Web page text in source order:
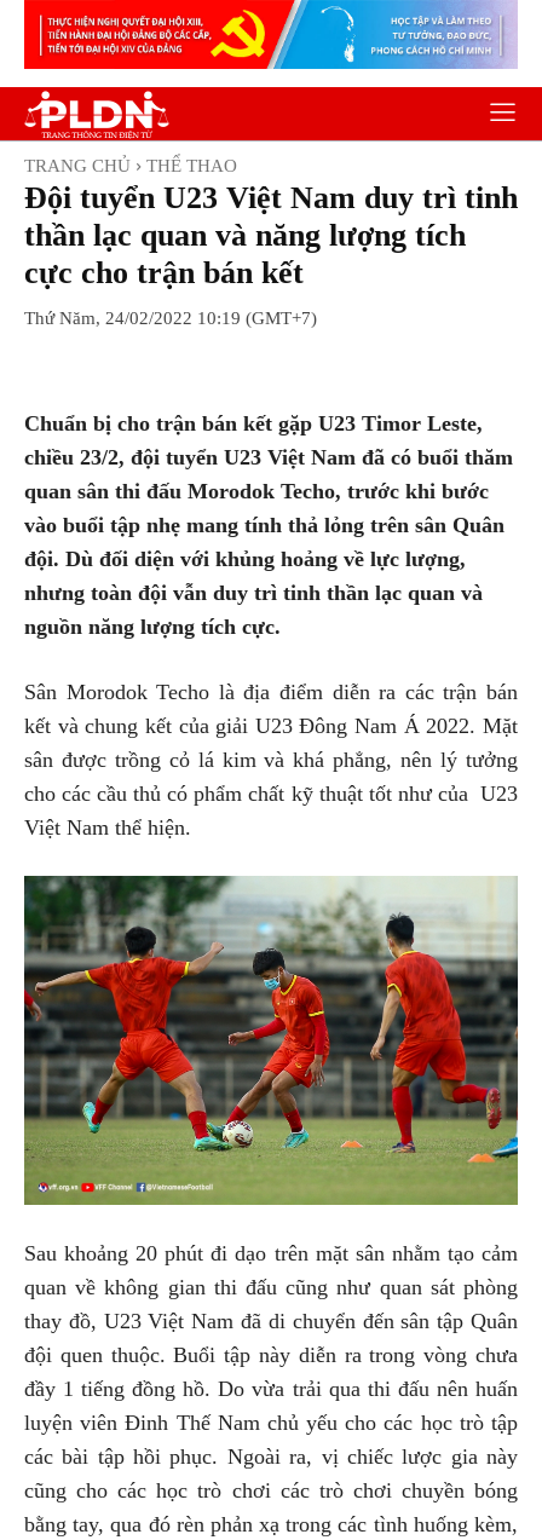
TRANG CHỦ THỂ THAO
Đội tuyển U23 Việt Nam duy trì tinh
thần lạc quan và năng lượng tích
cực cho trận bán kết
Thứ Năm, 24/02/2022 10:19 (GMT+7)
Chuẩn bị cho trận bán kết gặp U23 Timor Leste,
chiều 23/2, đội tuyển U23 Việt Nam đã có buổi thăm
quan sân thi đấu Morodok Techo, trước khi bước
vào buổi tập nhẹ mang tính thả lỏng trên sân Quân
đội. Dù đối diện với khủng hoảng về lực lượng,
nhưng toàn đội vẫn duy trì tinh thần lạc quan và
nguồn năng lượng tích cực.
Sân Morodok Techo là địa điểm diễn ra các trận bán
kết và chung kết của giải U23 Đông Nam Á 2022. Mặt
sân được trồng cỏ lá kim và khá phẳng, nên lý tưởng
cho các cầu thủ có phẩm chất kỹ thuật tốt như của U23
Việt Nam thể hiện.
Sau khoảng 20 phút đi dạo trên mặt sân nhằm tạo cảm
quan về không gian thi đấu cũng như quan sát phòng
thay đồ, U23 Việt Nam đã di chuyển đến sân tập Quân
đội quen thuộc. Buổi tập này diễn ra trong vòng chưa
đầy 1 tiếng đồng hồ. Do vừa trải qua thi đấu nên huấn
luyện viên Đinh Thế Nam chủ yếu cho các học trò tập
các bài tập hồi phục. Ngoài ra, vị chiếc lược gia này
cũng cho các học trò chơi các trò chơi chuyền bóng
bằng tay, qua đó rèn phản xạ trong các tình huống kèm,